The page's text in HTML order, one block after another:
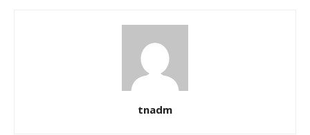
tnadm